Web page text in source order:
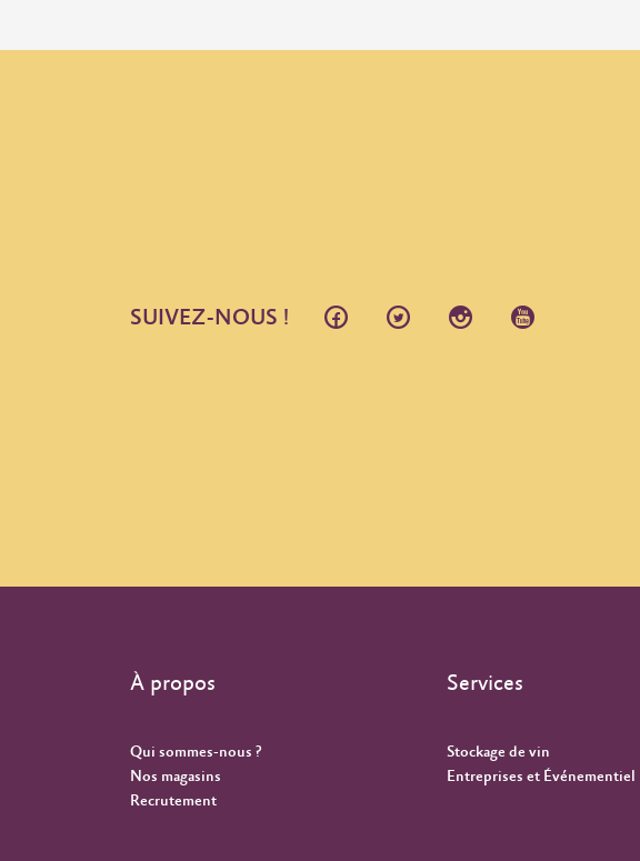
SUIVEZ-NOUS !
À propos
Qui sommes-nous ?
Nos magasins
Recrutement
Services
Stockage de vin
Entreprises et Événementiel